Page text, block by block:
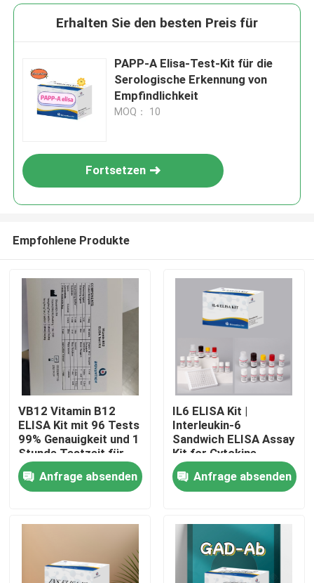
Heim
Über uns
Erhalten Sie den besten Preis für
PAPP-A Elisa-Test-Kit für die
Serologische Erkennung von
Empfindlichkeit
MOQ： 10
Fortsetzen
Empfohlene Produkte
VB12 Vitamin B12
ELISA Kit mit 96 Tests
99% Genauigkeit und 1
Stunde Testzeit für
Vitaminmangelforschung
Anfrage absenden
IL6 ELISA Kit |
Interleukin-6
Sandwich ELISA Assay
Kit for Cytokine
Quantitative Detection
in Biological Samples,
Serum, Plasma, Cell
Anfrage absenden